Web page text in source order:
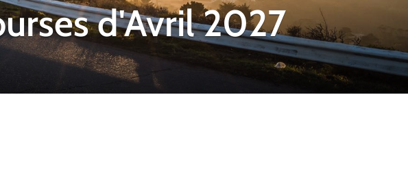
d'Avril 2027